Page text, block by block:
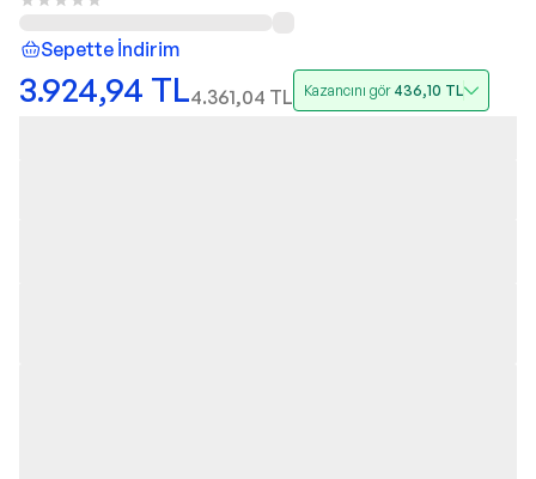
Sepette İndirim
3.924,94 TL4.361,04 TL Kazancını gör 436,10 TL